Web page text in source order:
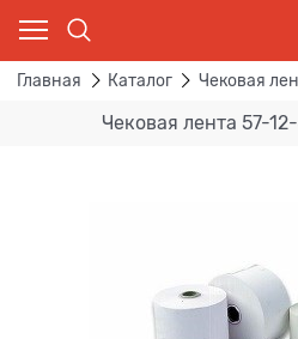
Главная Каталог Чековая
Чековая лента 57-